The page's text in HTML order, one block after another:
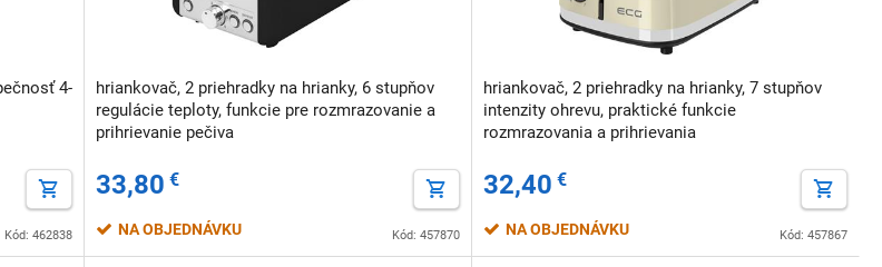
4-
Kód: 462838
hriankovač, 2 priehradky na hrianky, 6 stupňov
regulácie teploty, funkcie pre rozmrazovanie a
prihrievanie pečiva
33,80 €
Kód: 457870
NA OBJEDNÁVKU
hriankovač, 2 priehradky na hrianky, 7 stupňov
intenzity ohrevu, praktické funkcie
rozmrazovania a prihrievania
32,40 €
Kód: 457867
NA OBJEDNÁVKU